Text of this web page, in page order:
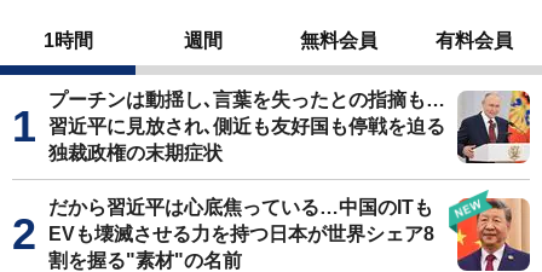
1時間 週間 無料会員 有料会員
プーチンは動揺し､言葉を失ったとの指摘も…
習近平に見放され､側近も友好国も停戦を迫る
独裁政権の末期症状
だから習近平は心底焦っている…中国のITも
EVも壊滅させる力を持つ日本が世界シェア8
割を握る"素材"の名前